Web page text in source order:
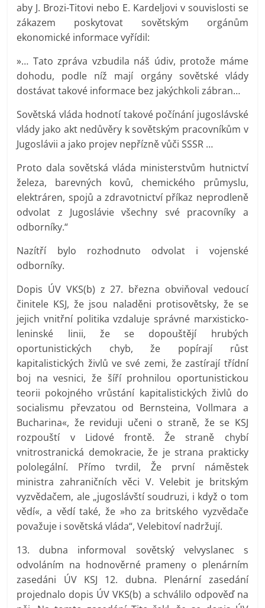
aby J. Brozi-Titovi nebo E. Kardeljovi v souvislosti se
zákazem poskytovat sovětským orgánům
ekonomické informace vyřídil:
»… Tato zpráva vzbudila náš údiv, protože máme
dohodu, podle níž mají orgány sovětské vlády
dostávat takové informace bez jakýchkoli zábran…
Sovětská vláda hodnotí takové počínání jugoslávské
vlády jako akt nedůvěry k sovětským pracovníkům v
Jugoslávii a jako projev nepřízně vůči SSSR …
Proto dala sovětská vláda ministerstvům hutnictví
železa, barevných kovů, chemického průmyslu,
elektráren, spojů a zdravotnictví příkaz neprodleně
odvolat z Jugoslávie všechny své pracovníky a
odborníky.“
Nazítří bylo rozhodnuto odvolat i vojenské
odborníky.
Dopis ÚV VKS(b) z 27. března obviňoval vedoucí
činitele KSJ, že jsou naladěni protisovětsky, že se
jejich vnitřní politika vzdaluje správné marxisticko-
leninské linii, že se dopouštějí hrubých
oportunistických chyb, že popírají růst
kapitalistických živlů ve své zemi, že zastírají třídní
boj na vesnici, že šíří prohnilou oportunistickou
teorii pokojného vrůstání kapitalistických živlů do
socialismu převzatou od Bernsteina, Vollmara a
Bucharina«, že reviduji učeni o straně, že se KSJ
rozpouští v Lidové frontě. Že straně chybí
vnitrostranická demokracie, že je strana prakticky
pololegální. Přímo tvrdil, Že první náměstek
ministra zahraničních věci V. Velebit je britským
vyzvědačem, ale „jugoslávští soudruzi, i když o tom
vědí«, a vědí také, že »ho za britského vyzvědače
považuje i sovětská vláda“, Velebitoví nadržují.
13. dubna informoval sovětský velvyslanec s
odvoláním na hodnověrné prameny o plenárním
zasedáni ÚV KSJ 12. dubna. Plenární zasedání
projednalo dopis ÚV VKS(b) a schválilo odpověď na